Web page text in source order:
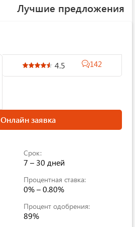
Лучшие предложения
4.5 142
Онлайн заявка
Срок:
7 – 30 дней
Процентная ставка:
0% – 0.80%
Процент одобрения:
89%